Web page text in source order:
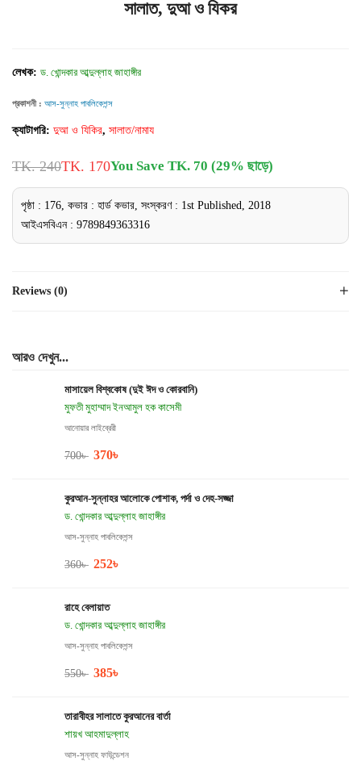
সালাত, দুআ ও যিকর
লেখক: ড. খোন্দকার আব্দুল্লাহ জাহাঙ্গীর
প্রকাশনী : আস-সুন্নাহ পাবলিকেশন্স
ক্যাটাগরি: দুআ ও যিকির, সালাত/নামায
TK. 240TK. 170You Save TK. 70 (29% ছাড়ে)
পৃষ্ঠা : 176, কভার : হার্ড কভার, সংস্করণ : 1st Published, 2018
আইএসবিএন : 9789849363316
Reviews (0)
আরও দেখুন...
মাসায়েল বিশ্বকোষ (দুই ঈদ ও কোরবানি)
মুফতী মুহাম্মাদ ইনআমুল হক কাসেমী
আনোয়ার লাইব্রেরী
700৳ 370৳
কুরআন-সুন্নাহর আলোকে পোশাক, পর্দা ও দেহ-সজ্জা
ড. খোন্দকার আব্দুল্লাহ জাহাঙ্গীর
আস-সুন্নাহ পাবলিকেশন্স
360৳ 252৳
রাহে বেলায়াত
ড. খোন্দকার আব্দুল্লাহ জাহাঙ্গীর
আস-সুন্নাহ পাবলিকেশন্স
550৳ 385৳
তারাবীহর সালাতে কুরআনের বার্তা
শায়খ আহমাদুল্লাহ
আস-সুন্নাহ ফাউন্ডেশন